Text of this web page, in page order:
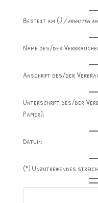
Bestellt am () / erhalten
Name des/der
Anschrift des/der
Unterschrift des/der
Papier):
Datum:
(*) Unzutreffendes